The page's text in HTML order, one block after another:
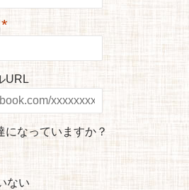
*
URL
になっていますか？
ない